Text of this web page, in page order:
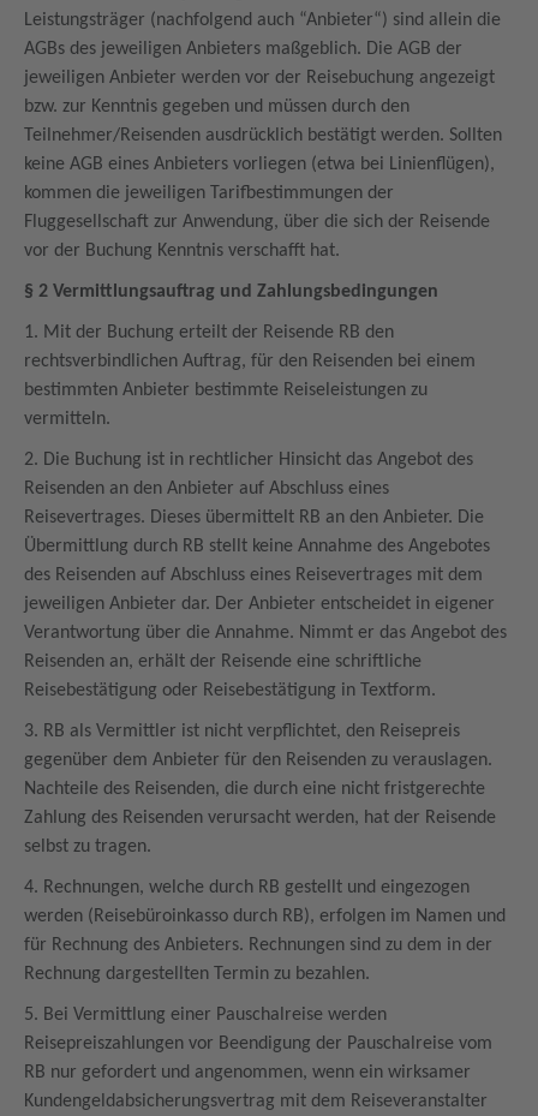
Leistungsträger (nachfolgend auch “Anbieter“) sind allein die
AGBs des jeweiligen Anbieters maßgeblich. Die AGB der
jeweiligen Anbieter werden vor der Reisebuchung angezeigt
bzw. zur Kenntnis gegeben und müssen durch den
Teilnehmer/Reisenden ausdrücklich bestätigt werden. Sollten
keine AGB eines Anbieters vorliegen (etwa bei Linienflügen),
kommen die jeweiligen Tarifbestimmungen der
Fluggesellschaft zur Anwendung, über die sich der Reisende
vor der Buchung Kenntnis verschafft hat.
§ 2 Vermittlungsauftrag und Zahlungsbedingungen
1. Mit der Buchung erteilt der Reisende RB den
rechtsverbindlichen Auftrag, für den Reisenden bei einem
bestimmten Anbieter bestimmte Reiseleistungen zu
vermitteln.
2. Die Buchung ist in rechtlicher Hinsicht das Angebot des
Reisenden an den Anbieter auf Abschluss eines
Reisevertrages. Dieses übermittelt RB an den Anbieter. Die
Übermittlung durch RB stellt keine Annahme des Angebotes
des Reisenden auf Abschluss eines Reisevertrages mit dem
jeweiligen Anbieter dar. Der Anbieter entscheidet in eigener
Verantwortung über die Annahme. Nimmt er das Angebot des
Reisenden an, erhält der Reisende eine schriftliche
Reisebestätigung oder Reisebestätigung in Textform.
3. RB als Vermittler ist nicht verpflichtet, den Reisepreis
gegenüber dem Anbieter für den Reisenden zu verauslagen.
Nachteile des Reisenden, die durch eine nicht fristgerechte
Zahlung des Reisenden verursacht werden, hat der Reisende
selbst zu tragen.
4. Rechnungen, welche durch RB gestellt und eingezogen
werden (Reisebüroinkasso durch RB), erfolgen im Namen und
für Rechnung des Anbieters. Rechnungen sind zu dem in der
Rechnung dargestellten Termin zu bezahlen.
5. Bei Vermittlung einer Pauschalreise werden
Reisepreiszahlungen vor Beendigung der Pauschalreise vom
RB nur gefordert und angenommen, wenn ein wirksamer
Kundengeldabsicherungsvertrag mit dem Reiseveranstalter